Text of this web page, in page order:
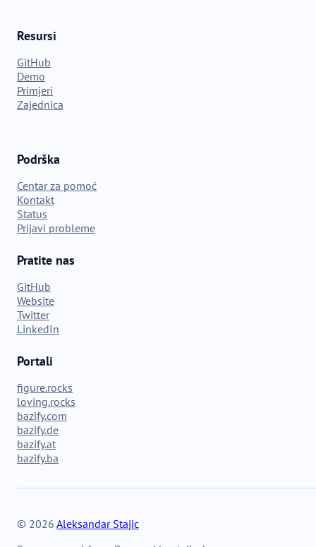
Resursi
GitHub
Demo
Primjeri
Zajednica
Podrška
Centar za pomoć
Kontakt
Status
Prijavi probleme
Pratite nas
GitHub
Website
Twitter
LinkedIn
Portali
figure.rocks
loving.rocks
bazify.com
bazify.de
bazify.at
bazify.ba
© 2026 Aleksandar Stajic